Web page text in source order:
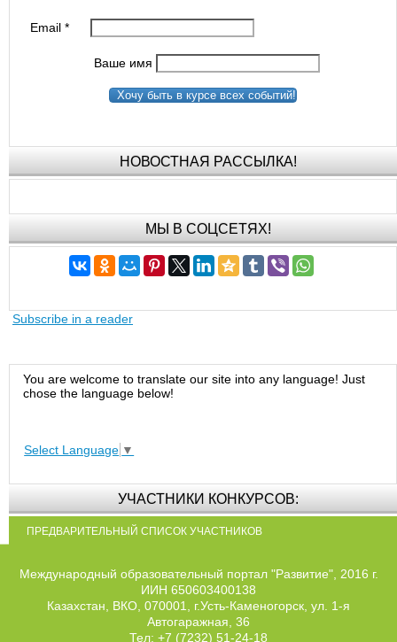
Email*
Ваше имя
Хочу быть в курсе всех событий!
НОВОСТНАЯ РАССЫЛКА!
МЫ В СОЦСЕТЯХ!
Subscribe in a reader
You are welcome to translate our site into any language! Just
chose the language below!
Select Language ▼
УЧАСТНИКИ КОНКУРСОВ:
ПРЕДВАРИТЕЛЬНЫЙ СПИСОК УЧАСТНИКОВ
Международный образовательный портал "Развитие", 2016 г.
ИИН 650603400138
Казахстан, ВКО, 070001, г.Усть-Каменогорск, ул. 1-я
Автогаражная, 36
Тел: +7 (7232) 51-24-18